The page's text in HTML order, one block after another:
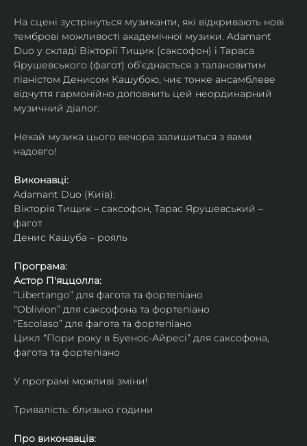
На сцені зустрінуться музиканти, які відкривають нові
темброві можливості академічної музики. Adamant
Duo у складі Вікторії Тищик (саксофон) і Тараса
Ярушевського (фагот) об’єднається з талановитим
піаністом Денисом Кашубою, чиє тонке ансамблеве
відчуття гармонійно доповнить цей неординарний
музичний діалог.
Нехай музика цього вечора залишиться з вами
надовго!
Виконавці:
Adamant Duo (Київ):
Вікторія Тищик – саксофон, Тарас Ярушевський –
фагот
Денис Кашуба – рояль
Програма:
Астор П'яццолла:
“Libertango” для фагота та фортепіано
“Oblivion” для саксофона та фортепіано
“Escolaso” для фагота та фортепіано
Цикл “Пори року в Буенос-Айресі” для саксофона,
фагота та фортепіано
У програмі можливі зміни!
Тривалість: близько години
Про виконавців: